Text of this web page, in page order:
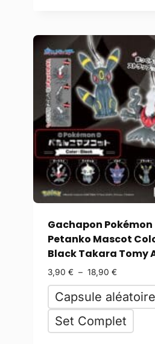
Gachapon Pokémon
Petanko Mascot
Black Takara Tomy
3,90 € – 18,90 €
Capsule aléatoire
Set Complet